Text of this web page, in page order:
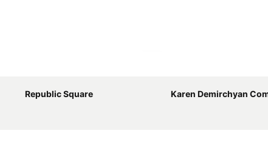
Republic Square
Karen Demirchyan